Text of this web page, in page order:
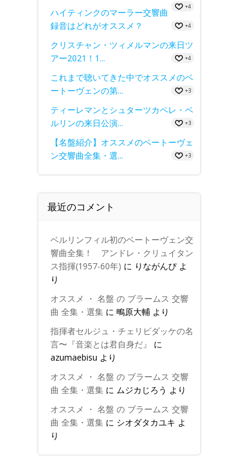
+4
ハイティンクのマーラー交響曲
録音はどれがオススメ？
+4
クリスチャン・ツィメルマンの来日ツ
アー2021！1...
+4
これまで聴いてきた中でオススメのベ
ートーヴェンの第...
+3
ティーレマンとシュターツカペレ・ベ
ルリンの来日公演...
+3
【名盤紹介】オススメのベートーヴェ
ン交響曲全集・選...
+3
最近のコメント
ベルリンフィル初のベートーヴェン交
響曲全集！ アンドレ・クリュイタン
ス指揮(1957-60年) に りながんぴよ
り
オススメ ・ 名盤 の ブラームス 交響
曲 全集・選集に 鴫原大輔より
指揮者セルジュ・チェリビダッケの名
言〜『音楽とは君自身だ』
に
azumaebisu より
オススメ ・ 名盤 の ブラームス 交響
曲 全集・選集に ムジカじろう より
オススメ ・ 名盤 の ブラームス 交響
曲 全集・選集に シオダタカユキ よ
り